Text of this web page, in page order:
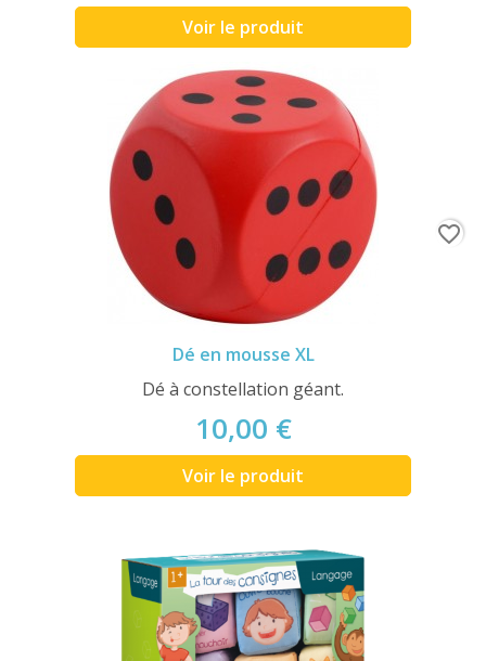
Voir le produit
Dé en mousse XL
Dé à constellation géant.
10,00 €
Voir le produit
favorite_border